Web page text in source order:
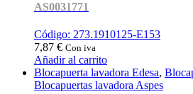
AS0031771
Código: 273.1910125-E153
7,87 € Con iva
Añadir al carrito
Blocapuerta lavadora Edesa,
Blocapuertas lavadora Aspes